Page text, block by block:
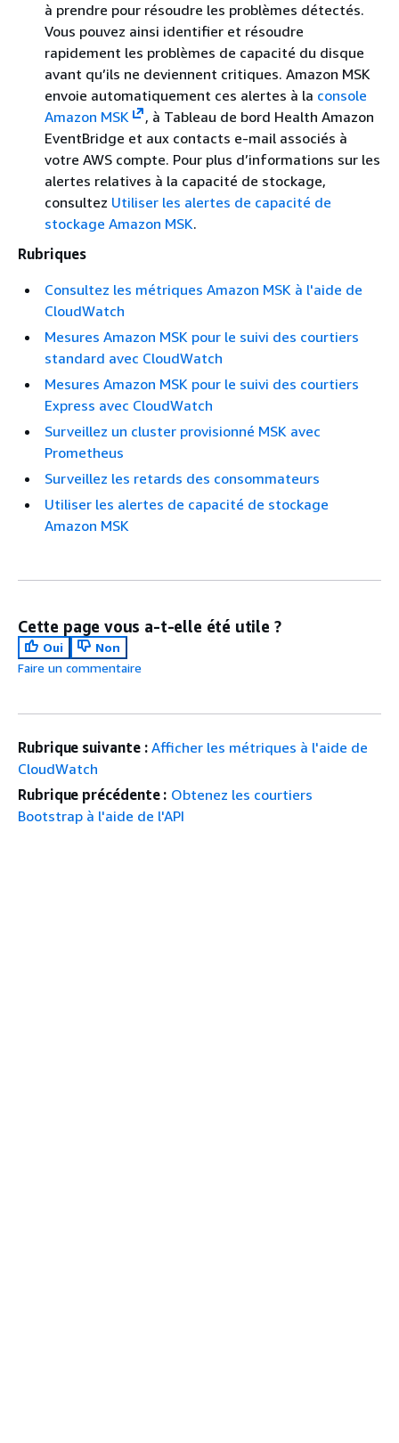
à prendre pour résoudre les problèmes détectés.
Vous pouvez ainsi identifier et résoudre
rapidement les problèmes de capacité du disque
avant qu’ils ne deviennent critiques. Amazon MSK
envoie automatiquement ces alertes à la console
Amazon MSK
, à Tableau de bord Health Amazon
EventBridge et aux contacts e-mail associés à
votre AWS compte. Pour plus d’informations sur les
alertes relatives à la capacité de stockage,
consultez Utiliser les alertes de capacité de
stockage Amazon MSK.
Rubriques
Consultez les métriques Amazon MSK à l'aide de
CloudWatch
Mesures Amazon MSK pour le suivi des courtiers
standard avec CloudWatch
Mesures Amazon MSK pour le suivi des courtiers
Express avec CloudWatch
Surveillez un cluster provisionné MSK avec
Prometheus
Surveillez les retards des consommateurs
Utiliser les alertes de capacité de stockage
Amazon MSK
Cette page vous a-t-elle été utile ?
Oui
Non
Faire un commentaire
Rubrique suivante : Afficher les métriques à l'aide de
CloudWatch
Rubrique précédente : Obtenez les courtiers
Bootstrap à l'aide de l'API